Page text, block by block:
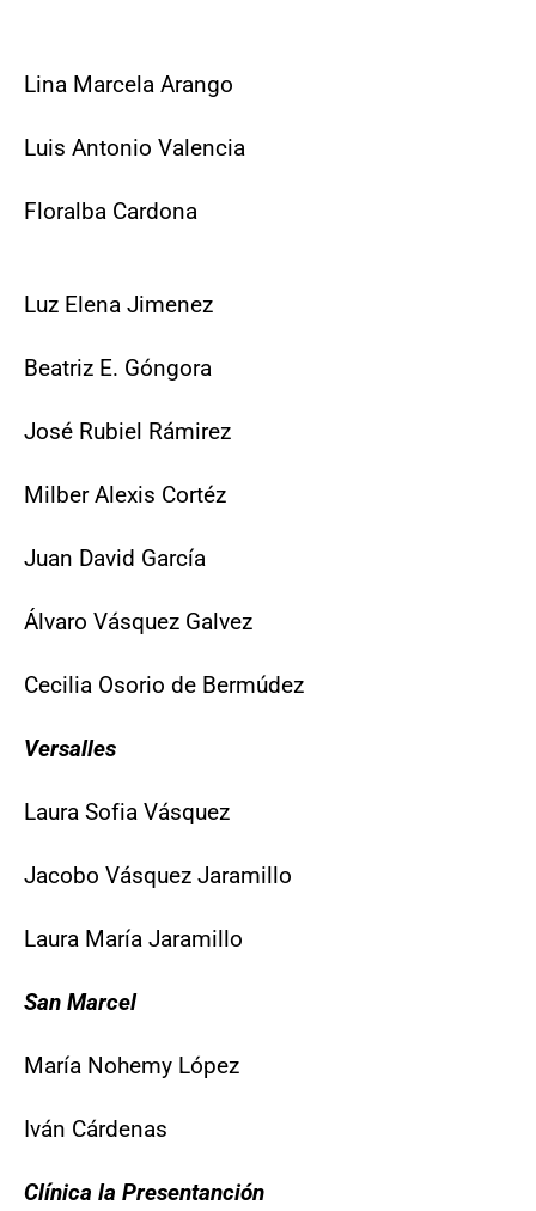
Lina Marcela Arango
Luis Antonio Valencia
Floralba Cardona
Luz Elena Jimenez
Beatriz E. Góngora
José Rubiel Rámirez
Milber Alexis Cortéz
Juan David García
Álvaro Vásquez Galvez
Cecilia Osorio de Bermúdez
Versalles
Laura Sofia Vásquez
Jacobo Vásquez Jaramillo
Laura María Jaramillo
San Marcel
María Nohemy López
Iván Cárdenas
Clínica la Presentanción